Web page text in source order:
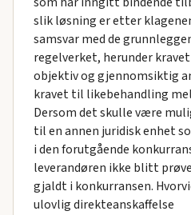
slik løsning er etter
samsvar med de
regelverket, herunder
objektiv og gjennomsiktig
kravet til likebehandling
Dersom det skulle være
til en annen juridisk enhet
i den forutgående
leverandøren ikke blitt
gjaldt i konkurransen.
ulovlig direkteanskaffelse